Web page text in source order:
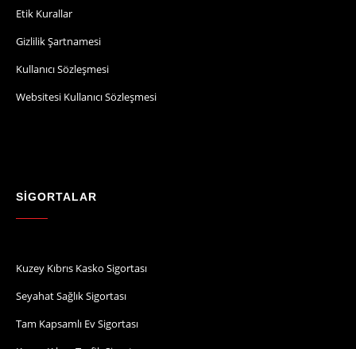
Etik Kurallar
Gizlilik Şartnamesi
Kullanıcı Sözleşmesi
Websitesi Kullanıcı Sözleşmesi
SİGORTALAR
Kuzey Kıbrıs Kasko Sigortası
Seyahat Sağlık Sigortası
Tam Kapsamlı Ev Sigortası